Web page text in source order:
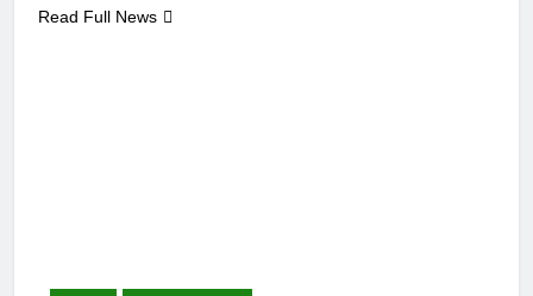
Read Full News